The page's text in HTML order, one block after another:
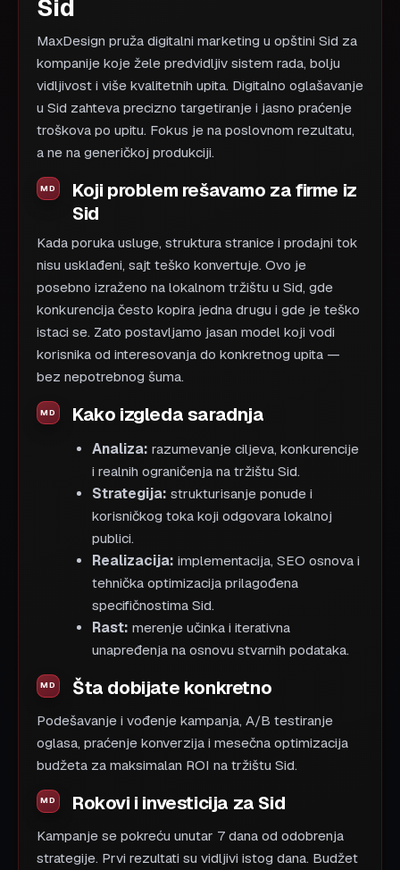
Sid
MaxDesign pruža digitalni marketing u opštini Sid za
kompanije koje žele predvidljiv sistem rada, bolju
vidljivost i više kvalitetnih upita. Digitalno oglašavanje
u Sid zahteva precizno targetiranje i jasno praćenje
troškova po upitu. Fokus je na poslovnom rezultatu,
a ne na generičkoj produkciji.
Koji problem rešavamo za firme iz
Sid
Kada poruka usluge, struktura stranice i prodajni tok
nisu usklađeni, sajt teško konvertuje. Ovo je
posebno izraženo na lokalnom tržištu u Sid, gde
konkurencija često kopira jedna drugu i gde je teško
istaci se. Zato postavljamo jasan model koji vodi
korisnika od interesovanja do konkretnog upita —
bez nepotrebnog šuma.
Kako izgleda saradnja
Analiza: razumevanje ciljeva, konkurencije
i realnih ograničenja na tržištu Sid.
Strategija: strukturisanje ponude i
korisničkog toka koji odgovara lokalnoj
publici.
Realizacija: implementacija, SEO osnova i
tehnička optimizacija prilagođena
specifičnostima Sid.
Rast: merenje učinka i iterativna
unapređenja na osnovu stvarnih podataka.
Šta dobijate konkretno
Podešavanje i vođenje kampanja, A/B testiranje
oglasa, praćenje konverzija i mesečna optimizacija
budžeta za maksimalan ROI na tržištu Sid.
Rokovi i investicija za Sid
Kampanje se pokreću unutar 7 dana od odobrenja
strategije. Prvi rezultati su vidljivi istog dana. Budžet